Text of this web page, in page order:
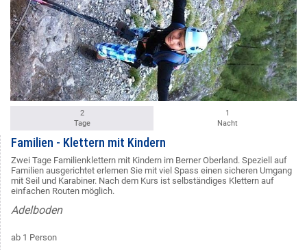
2
Tage
1
Nacht
Familien - Klettern mit Kindern
Zwei Tage Familienklettern mit Kindern im Berner Oberland. Speziell auf
Familien ausgerichtet erlernen Sie mit viel Spass einen sicheren Umgang
mit Seil und Karabiner. Nach dem Kurs ist selbständiges Klettern auf
einfachen Routen möglich.
Adelboden
ab 1 Person